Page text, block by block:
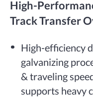
High-
Track Transfer
High-efficiency
galvanizing
& traveling
supports heavy